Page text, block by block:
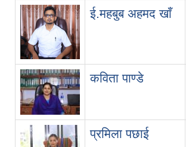
ई.महबुब अहमद खाँ
कविता पाण्डे
प्रमिला पछाई